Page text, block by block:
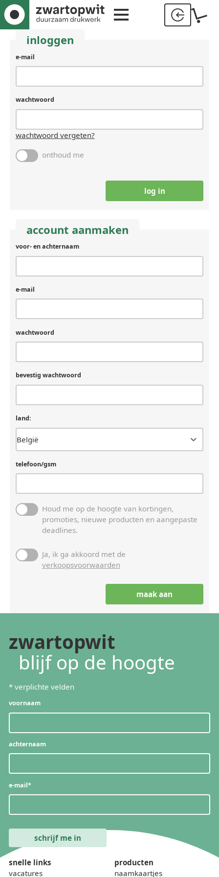
inloggen
gebruikersnaam
(laat
als
een
mens
e-mail
wachtwoord
wachtwoord vergeten?
onthoud me
account aanmaken
voor- en achternaam
e-mail
wachtwoord
bevestig wachtwoord
land:
telefoon/gsm
Houd me op de hoogte van kortingen,
promoties, nieuwe producten en aangepaste
deadlines.
Ja, ik ga akkoord met de
verkoopsvoorwaarden
achternaam
(laat
een
mens
zwartopwit
blijf op de hoogte
* verplichte velden
voornaam
achternaam
e-mail*
snelle links
vacatures
producten
naamkaartjes